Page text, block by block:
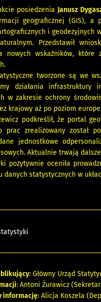
posiedzenia Janusz
geograficznej (GIS), a
i geodezyjnych
Przedstawił
nowych wskaźników,
tworzone są we
działania infrastruktury
w zakresie ochrony
krajowy aż po poziom
podkreślił, że portal
prac zrealizowany został
jednostkowe
Aktualnie trwają
pozytywnie oceniła
danych statystycznych w
: Główny Urząd
: Antoni Żurawicz
informację: Alicja Koszela